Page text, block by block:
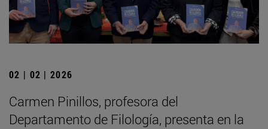
02 | 02 | 2026
Carmen Pinillos, profesora del
Departamento de Filología, presenta en la